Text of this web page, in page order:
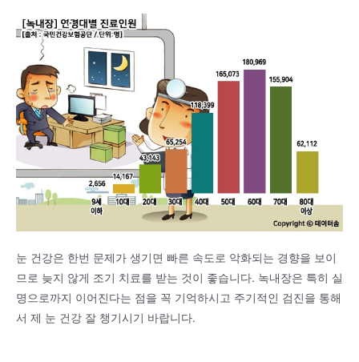
눈 건강은 한번 문제가 생기면 빠른 속도로 악화되는 경향을 보이
므로 늦지 않게 조기 치료를 받는 것이 좋습니다. 녹내장은 특히 실
명으로까지 이어진다는 점을 꼭 기억하시고 주기적인 검진을 통해
서 제 눈 건강 잘 챙기시기 바랍니다.